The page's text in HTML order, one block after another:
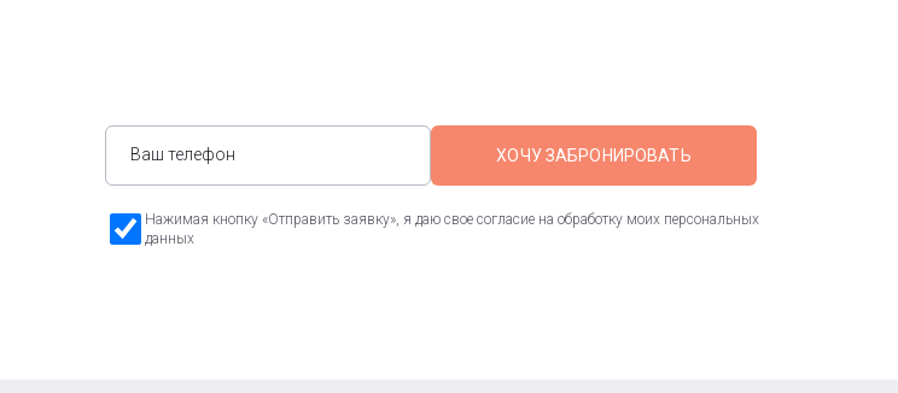
ХОЧУ ЗАБРОНИРОВАТЬ
Нажимая кнопку «Отправить заявку», я даю свое согласие на обработку моих персональных
данных